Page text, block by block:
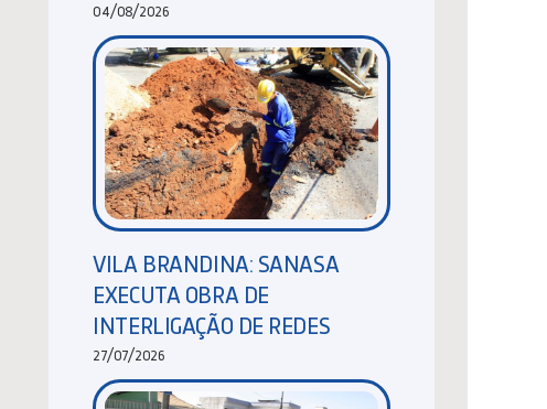
04/08/2026
VILA BRANDINA: SANASA
EXECUTA OBRA DE
INTERLIGAÇÃO DE REDES
27/07/2026